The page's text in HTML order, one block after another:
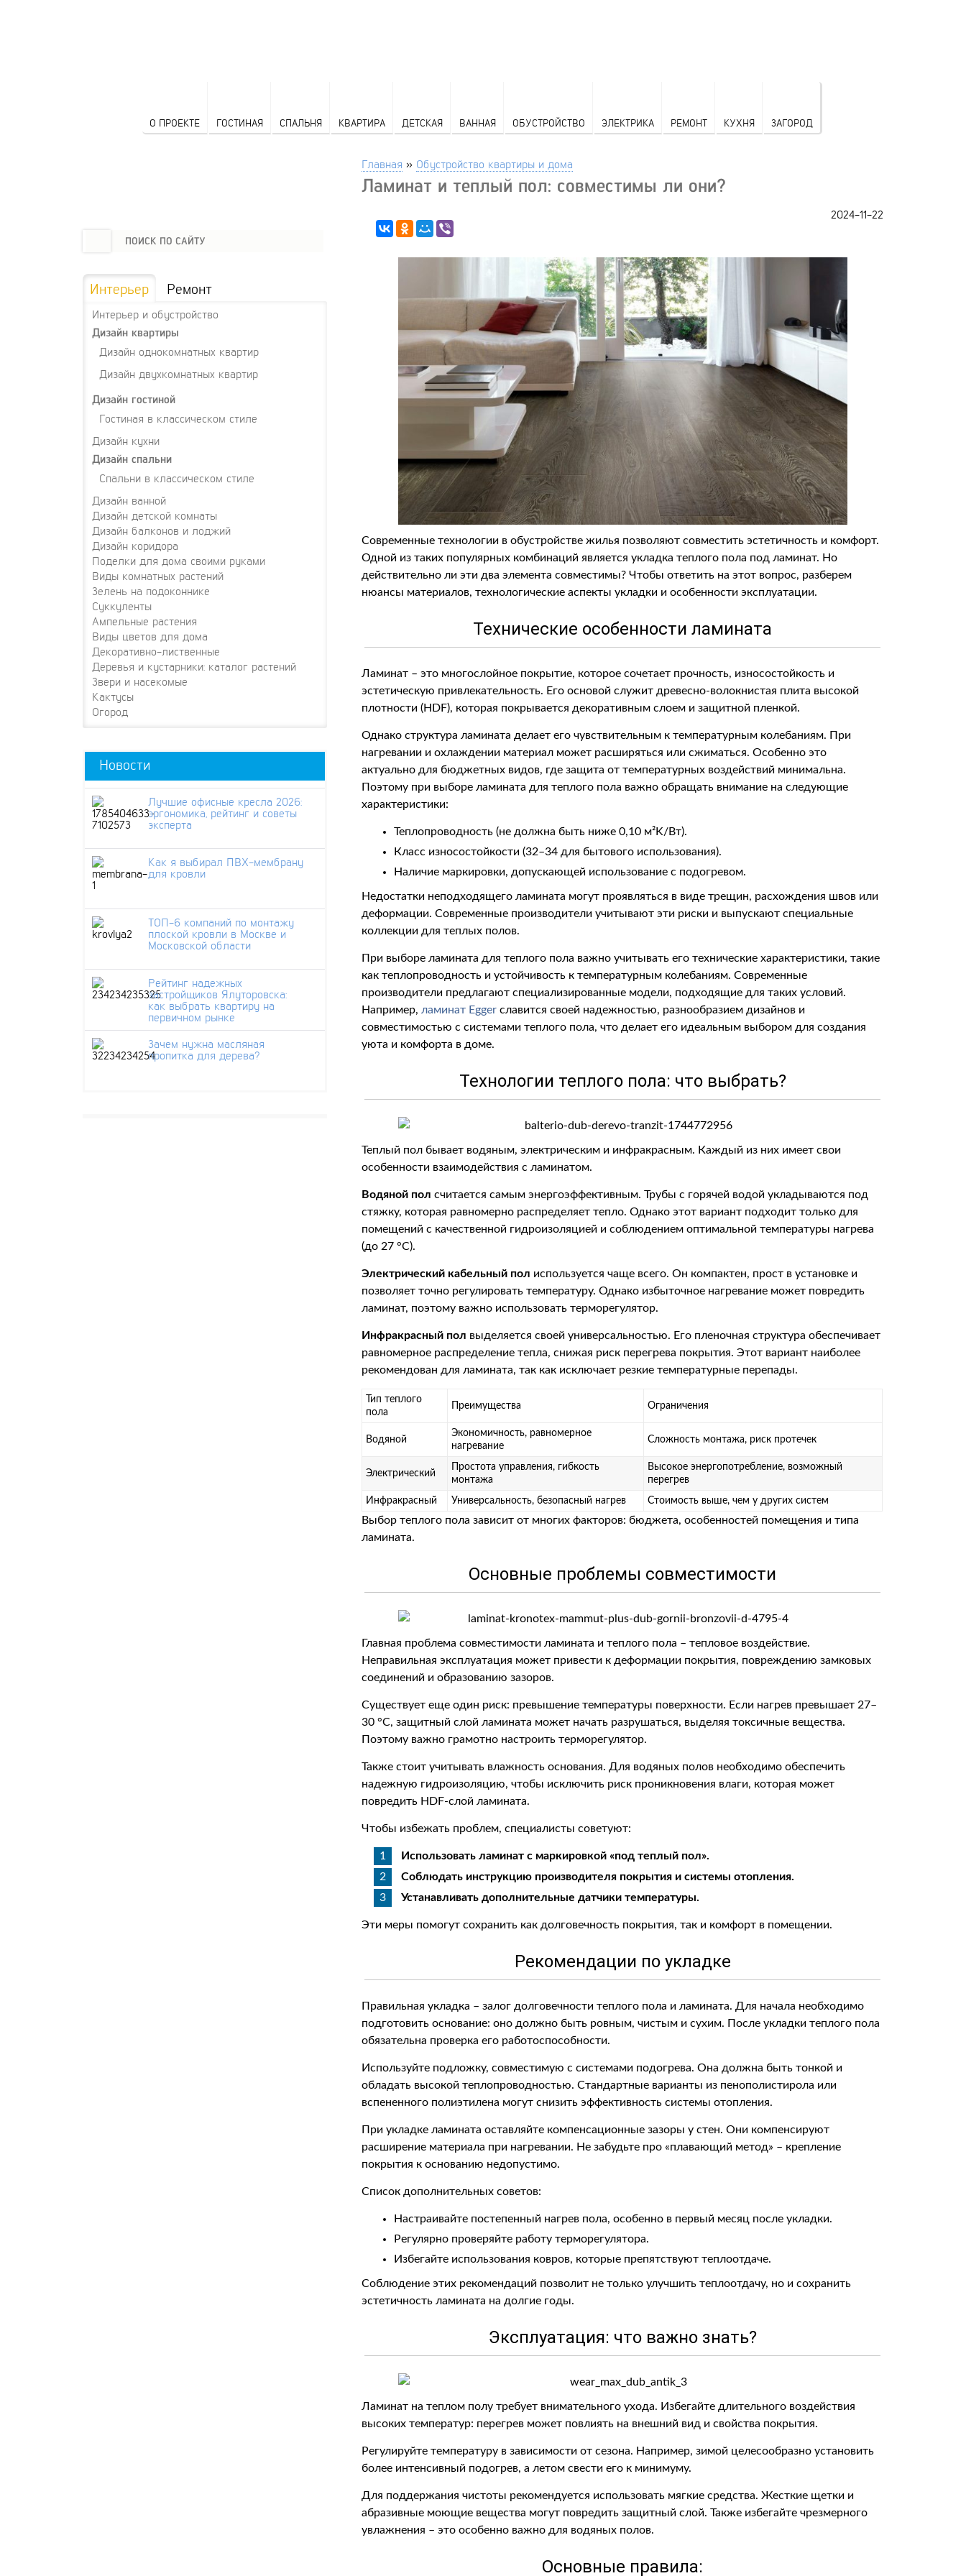
О ПРОЕКТЕ ГОСТИНАЯ СПАЛЬНЯ КВАРТИРА ДЕТСКАЯ ВАННАЯ ОБУСТРОЙСТВО ЭЛЕКТРИКА РЕМОНТ КУХНЯ ЗАГОРОД
Главная » Обустройство квартиры и дома
Ламинат и теплый пол: совместимы ли они?
2024-11-22
Современные технологии в обустройстве жилья позволяют совместить эстетичность и комфорт.
Одной из таких популярных комбинаций является укладка теплого пола под ламинат. Но
действительно ли эти два элемента совместимы? Чтобы ответить на этот вопрос, разберем
нюансы материалов, технологические аспекты укладки и особенности эксплуатации.
Технические особенности ламината
Ламинат – это многослойное покрытие, которое сочетает прочность, износостойкость и
эстетическую привлекательность. Его основой служит древесно-волокнистая плита высокой
плотности (HDF), которая покрывается декоративным слоем и защитной пленкой.
Однако структура ламината делает его чувствительным к температурным колебаниям. При
нагревании и охлаждении материал может расширяться или сжиматься. Особенно это
актуально для бюджетных видов, где защита от температурных воздействий минимальна.
Поэтому при выборе ламината для теплого пола важно обращать внимание на следующие
характеристики:
Теплопроводность (не должна быть ниже 0,10 м²K/Вт).
Класс износостойкости (32–34 для бытового использования).
Наличие маркировки, допускающей использование с подогревом.
Недостатки неподходящего ламината могут проявляться в виде трещин, расхождения швов или
деформации. Современные производители учитывают эти риски и выпускают специальные
коллекции для теплых полов.
При выборе ламината для теплого пола важно учитывать его технические характеристики, такие
как теплопроводность и устойчивость к температурным колебаниям. Современные
производители предлагают специализированные модели, подходящие для таких условий.
Например, ламинат Egger славится своей надежностью, разнообразием дизайнов и
совместимостью с системами теплого пола, что делает его идеальным выбором для создания
уюта и комфорта в доме.
Технологии теплого пола: что выбрать?
Теплый пол бывает водяным, электрическим и инфракрасным. Каждый из них имеет свои
особенности взаимодействия с ламинатом.
Водяной пол считается самым энергоэффективным. Трубы с горячей водой укладываются под
стяжку, которая равномерно распределяет тепло. Однако этот вариант подходит только для
помещений с качественной гидроизоляцией и соблюдением оптимальной температуры нагрева
(до 27 °C).
Электрический кабельный пол используется чаще всего. Он компактен, прост в установке и
позволяет точно регулировать температуру. Однако избыточное нагревание может повредить
ламинат, поэтому важно использовать терморегулятор.
Инфракрасный пол выделяется своей универсальностью. Его пленочная структура обеспечивает
равномерное распределение тепла, снижая риск перегрева покрытия. Этот вариант наиболее
рекомендован для ламината, так как исключает резкие температурные перепады.
Тип теплого
пола
Преимущества Ограничения
Водяной
Экономичность, равномерное
нагревание
Сложность монтажа, риск протечек
Электрический
Простота управления, гибкость
монтажа
Высокое энергопотребление, возможный
перегрев
Инфракрасный Универсальность, безопасный нагрев Стоимость выше, чем у других систем
Выбор теплого пола зависит от многих факторов: бюджета, особенностей помещения и типа
ламината.
Основные проблемы совместимости
Главная проблема совместимости ламината и теплого пола – тепловое воздействие.
Неправильная эксплуатация может привести к деформации покрытия, повреждению замковых
соединений и образованию зазоров.
Существует еще один риск: превышение температуры поверхности. Если нагрев превышает 27–
30 °C, защитный слой ламината может начать разрушаться, выделяя токсичные вещества.
Поэтому важно грамотно настроить терморегулятор.
Также стоит учитывать влажность основания. Для водяных полов необходимо обеспечить
надежную гидроизоляцию, чтобы исключить риск проникновения влаги, которая может
повредить HDF-слой ламината.
Чтобы избежать проблем, специалисты советуют:
Использовать ламинат с маркировкой «под теплый пол».
Соблюдать инструкцию производителя покрытия и системы отопления.
Устанавливать дополнительные датчики температуры.
Эти меры помогут сохранить как долговечность покрытия, так и комфорт в помещении.
Рекомендации по укладке
Правильная укладка – залог долговечности теплого пола и ламината. Для начала необходимо
подготовить основание: оно должно быть ровным, чистым и сухим. После укладки теплого пола
обязательна проверка его работоспособности.
Используйте подложку, совместимую с системами подогрева. Она должна быть тонкой и
обладать высокой теплопроводностью. Стандартные варианты из пенополистирола или
вспененного полиэтилена могут снизить эффективность системы отопления.
При укладке ламината оставляйте компенсационные зазоры у стен. Они компенсируют
расширение материала при нагревании. Не забудьте про «плавающий метод» – крепление
покрытия к основанию недопустимо.
Список дополнительных советов:
Настраивайте постепенный нагрев пола, особенно в первый месяц после укладки.
Регулярно проверяйте работу терморегулятора.
Избегайте использования ковров, которые препятствуют теплоотдаче.
Соблюдение этих рекомендаций позволит не только улучшить теплоотдачу, но и сохранить
эстетичность ламината на долгие годы.
Эксплуатация: что важно знать?
Ламинат на теплом полу требует внимательного ухода. Избегайте длительного воздействия
высоких температур: перегрев может повлиять на внешний вид и свойства покрытия.
Регулируйте температуру в зависимости от сезона. Например, зимой целесообразно установить
более интенсивный подогрев, а летом свести его к минимуму.
Для поддержания чистоты рекомендуется использовать мягкие средства. Жесткие щетки и
абразивные моющие вещества могут повредить защитный слой. Также избегайте чрезмерного
увлажнения – это особенно важно для водяных полов.
Основные правила:
Интерьер Ремонт
Интерьер и обустройство
Дизайн квартиры
Дизайн однокомнатных квартир
Дизайн двухкомнатных квартир
Дизайн гостиной
Гостиная в классическом стиле
Дизайн кухни
Дизайн спальни
Спальни в классическом стиле
Дизайн ванной
Дизайн детской комнаты
Дизайн балконов и лоджий
Дизайн коридора
Поделки для дома своими руками
Виды комнатных растений
Зелень на подоконнике
Суккуленты
Ампельные растения
Виды цветов для дома
Декоративно-лиственные
Деревья и кустарники: каталог растений
Звери и насекомые
Кактусы
Огород
Новости
Лучшие офисные кресла 2026:
эргономика, рейтинг и советы
эксперта
Как я выбирал ПВХ-мембрану
для кровли
ТОП-6 компаний по монтажу
плоской кровли в Москве и
Московской области
Рейтинг надежных
застройщиков Ялуторовска:
как выбрать квартиру на
первичном рынке
Зачем нужна масляная
пропитка для дерева?